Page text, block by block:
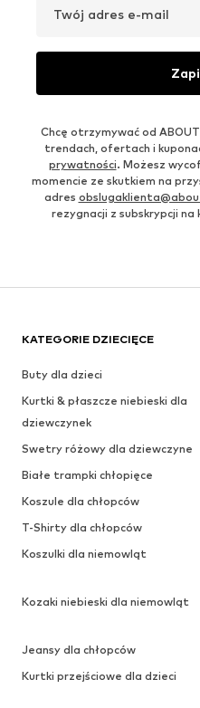
Twój adres e-mail
Chcę otrzymywać od
trendach, ofertach i
prywatności. Możesz
momencie ze skutkiem na
adres
rezygnacji z subskrypcji
KATEGORIE DZIECIĘCE
Buty dla dzieci
Kurtki & płaszcze niebieski dla
dziewczynek
Swetry różowy dla dziewczyne
Białe trampki chłopięce
Koszule dla chłopców
T-Shirty dla chłopców
Koszulki dla niemowląt
Kozaki niebieski dla niemowląt
Jeansy dla chłopców
Kurtki przejściowe dla dzieci